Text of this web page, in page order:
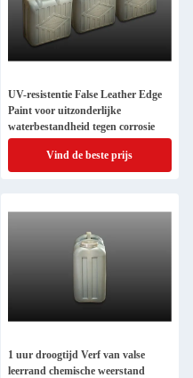
UV-resistentie False Leather Edge
Paint voor uitzonderlijke
waterbestandheid tegen corrosie
Vind de beste prijs
1 uur droogtijd Verf van valse
leerrand chemische weerstand